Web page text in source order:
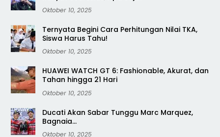
Oktober 10, 2025
Ternyata Begini Cara Perhitungan Nilai TKA,
Siswa Harus Tahu!
Oktober 10, 2025
HUAWEI WATCH GT 6: Fashionable, Akurat, dan
Tahan hingga 21 Hari
Oktober 10, 2025
Ducati Akan Sabar Tunggu Marc Marquez,
Bagnaia…
Oktober 10, 2025